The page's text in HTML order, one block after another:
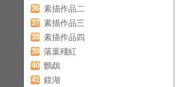
36 素描作品二
37 素描作品三
38 素描作品四
39 落葉殘紅
40 鸚鵡
41 鏡湖